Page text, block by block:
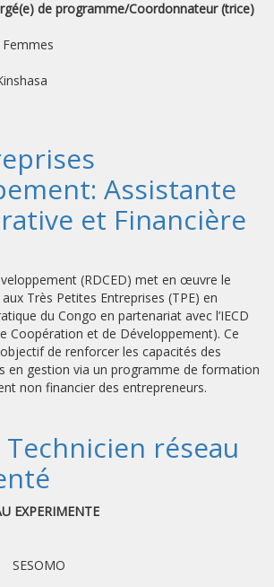
de programme/Coordonnateur (trice)
Assistante
et Financière
(RDCED) met en œuvre le
Très Petites Entreprises (TPE) en
du Congo en partenariat avec l’IECD
Coopération et de Développement). Ce
de renforcer les capacités des
en gestion via un programme de formation
non financier des entrepreneurs.
Technicien réseau
EXPERIMENTE